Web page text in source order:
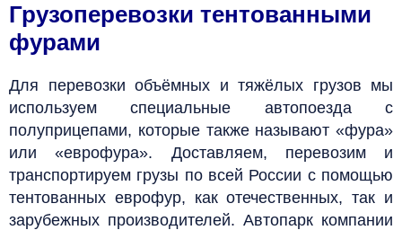
Грузоперевозки тентованными
фурами
Для перевозки объёмных и тяжёлых грузов мы
используем специальные автопоезда с
полуприцепами, которые также называют «фура»
или «еврофура». Доставляем, перевозим и
транспортируем грузы по всей России с помощью
тентованных еврофур, как отечественных, так и
зарубежных производителей. Автопарк компании